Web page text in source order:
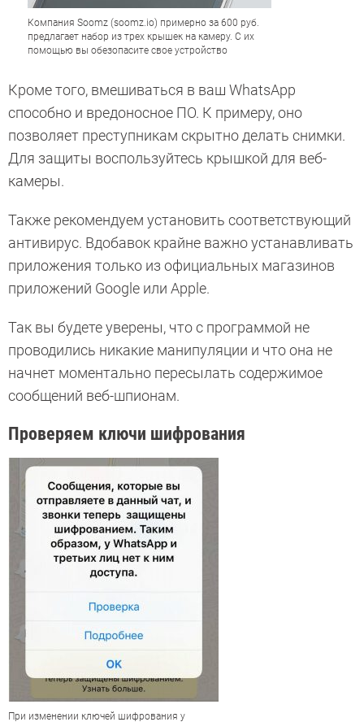
Компания Soomz (soomz.io) примерно за 600 руб.
предлагает набор из трех крышек на камеру. С их
помощью вы обезопасите свое устройство
Кроме того, вмешиваться в ваш WhatsApp
способно и вредоносное ПО. К примеру, оно
позволяет преступникам скрытно делать снимки.
Для защиты воспользуйтесь крышкой для веб-
камеры.
Также рекомендуем установить соответствующий
антивирус. Вдобавок крайне важно устанавливать
приложения только из официальных магазинов
приложений Google или Apple.
Так вы будете уверены, что с программой не
проводились никакие манипуляции и что она не
начнет моментально пересылать содержимое
сообщений веб-шпионам.
Проверяем ключи шифрования
При изменении ключей шифрования у